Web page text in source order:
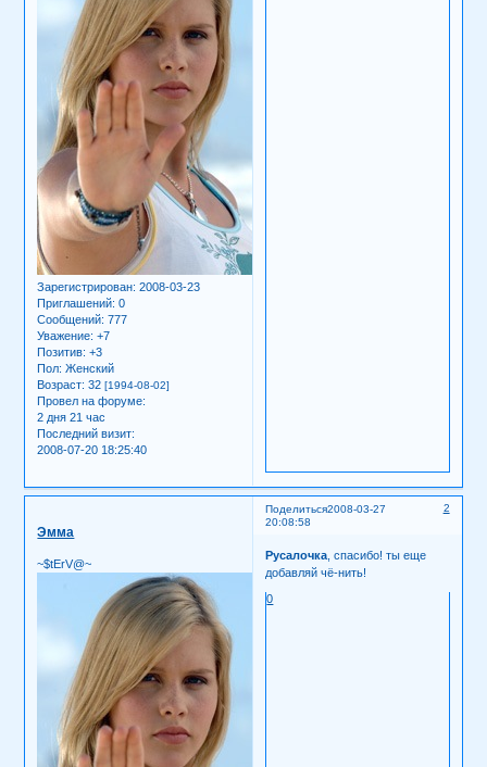
Зарегистрирован: 2008-03-23
Приглашений: 0
Сообщений: 777
Уважение: +7
Позитив: +3
Пол: Женский
Возраст: 32[1994-08-02]
Провел на форуме:
2 дня 21 час
Последний визит:
2008-07-20 18:25:40
Поделиться 2
2008-03-27
20:08:58
Эмма
~$tErV@~
Русалочка , спасибо! ты еще
добавляй чё-нить!
0